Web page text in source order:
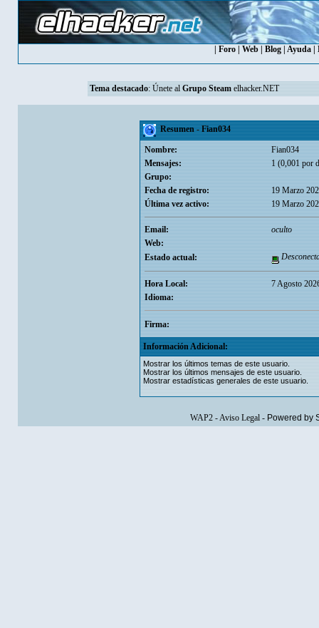
Foro Web Blog Ayuda
Tema destacado: Únete al Grupo Steamelhacker.NET
Resumen - Fian034
Nombre:
Fian034
Mensajes:
1 (0,001 por
Grupo:
Fecha de registro:
19 Marzo
Última vez activo:
19 Marzo
Email:
oculto
Web:
Estado actual:
Hora Local:
7 Agosto
Idioma:
Firma:
Información Adicional:
Mostrar los últimos temas de este usuario.
Mostrar los últimos mensajes de este usuario.
Mostrar estadísticas generales de este usuario.
WAP2-Aviso Legal- Powered by